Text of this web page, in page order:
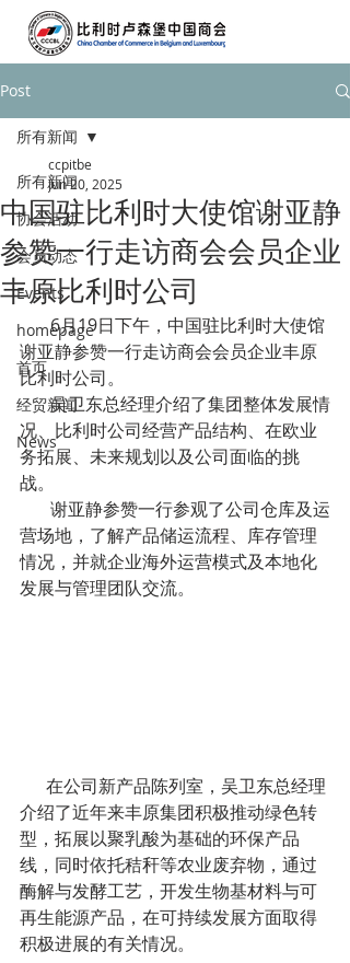
Post
所有新闻
协会活动
会员动态
Events
homepage
首页
经贸新闻
News
所有新闻
中国驻比利时大使馆谢亚静
参赞一行走访商会会员企业
丰原比利时公司
ccpitbe
Jun 20, 2025
       6月19日下午，中国驻比利时大使馆
谢亚静参赞一行走访商会会员企业丰原
比利时公司。
吴卫东总经理介绍了集团整体发展情
况、比利时公司经营产品结构、在欧业
务拓展、未来规划以及公司面临的挑
战。
谢亚静参赞一行参观了公司仓库及运
营场地，了解产品储运流程、库存管理
情况，并就企业海外运营模式及本地化
发展与管理团队交流。
介绍了近年来丰原集团积极推动绿色转
型，拓展以聚乳酸为基础的环保产品
线，同时依托秸秆等农业废弃物，通过
酶解与发酵工艺，开发生物基材料与可
再生能源产品，在可持续发展方面取得
积极进展的有关情况。